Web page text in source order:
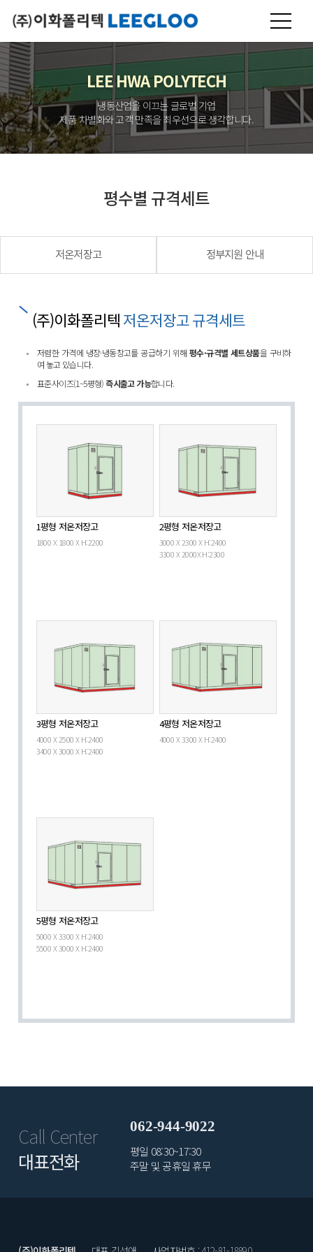
LEE HWA POLYTECH
냉동산업을 이끄는 글로벌 기업
제품 차별화와 고객 만족을 최우선으로 생각합니다.
평수별 규격세트
저온저장고 정부지원 안내
(주)이화폴리텍 저온저장고 규격세트
저렴한 가격에 냉장·냉동창고를 공급하기 위해평수·규격별 세트상품을 구비하
여 놓고 있습니다.
표준사이즈(1~5평형) 즉시출고 가능합니다.
1평형 저온저장고
1800 X 1800 X H:2200
2평형 저온저장고
3000 X 2300 X H:2400
3300 X 2000X H:2300
3평형 저온저장고
4000 X 2500 X H:2400
3400 X 3000 X H:2400
4평형 저온저장고
4000 X 3300 X H:2400
5평형 저온저장고
5000 X 3300 X H:2400
5500 X 3000 X H:2400
Call Center
대표전화
062-944-9022
평일 08:30~17:30
주말 및 공휴일 휴무